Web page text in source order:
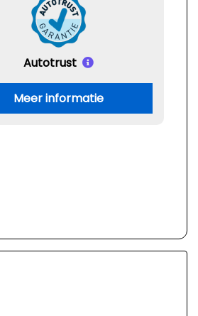
Autotrust
Meer informatie